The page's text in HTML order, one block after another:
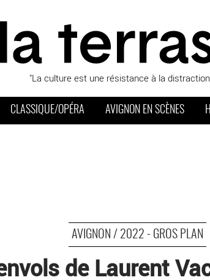
"La culture est une résistance à la
CLASSIQUE/OPÉRA AVIGNON EN SCÈNES
AVIGNON / 2022 - GROS PLAN
de Laurent